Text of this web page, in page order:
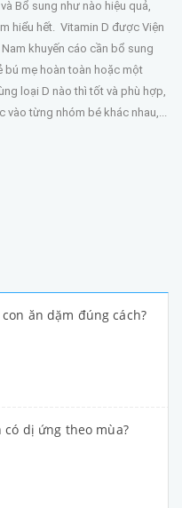
Bổ sung như nào hiệu quả,
hiểu hết. Vitamin D được Viện
khuyến cáo cần bổ sung
bú mẹ hoàn toàn hoặc một
loại D nào thì tốt và phù hợp,
từng nhóm bé khác nhau,...
ăn dặm đúng cách?
có dị ứng theo mùa?